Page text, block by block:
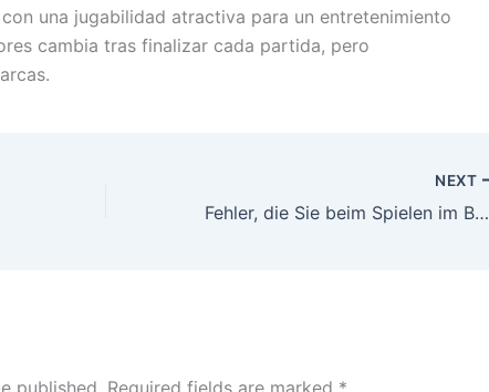
una jugabilidad atractiva para un entretenimiento
cambia tras finalizar cada partida, pero
NEXT
Fehler, die Sie beim Spielen im Bonuskong Casino vermeiden sollten
published. Required fields are marked *